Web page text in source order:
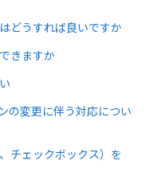
どうすれば良いですか
きますか
の変更に伴う対応につい
チェックボックス）を